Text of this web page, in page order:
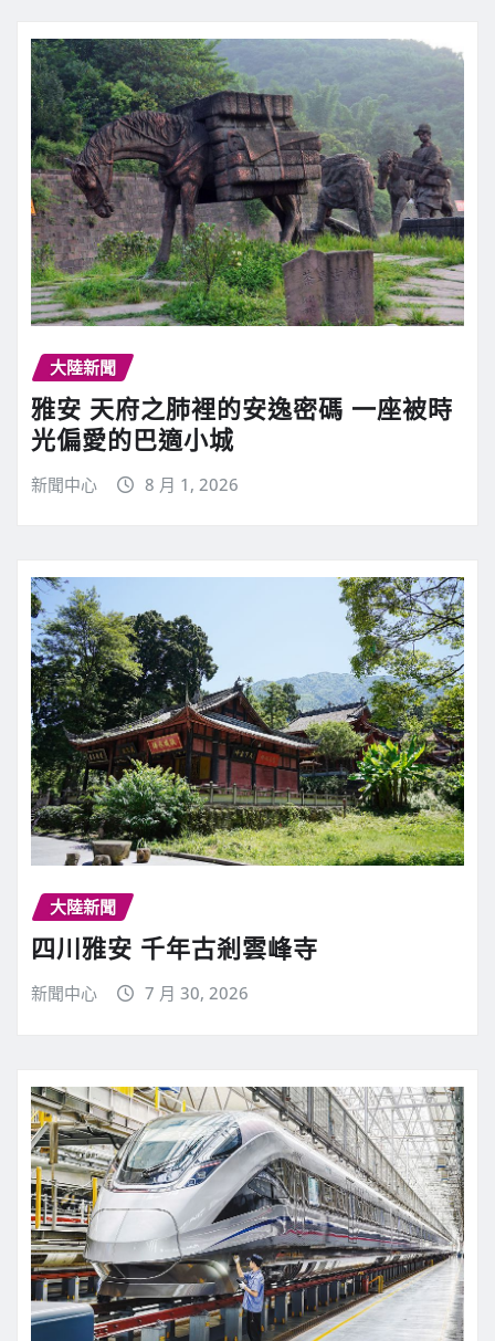
大陸新聞
雅安 天府之肺裡的安逸密碼 一座被時
光偏愛的巴適小城
新聞中心 8 月 1, 2026
大陸新聞
四川雅安 千年古剎雲峰寺
新聞中心 7 月 30, 2026